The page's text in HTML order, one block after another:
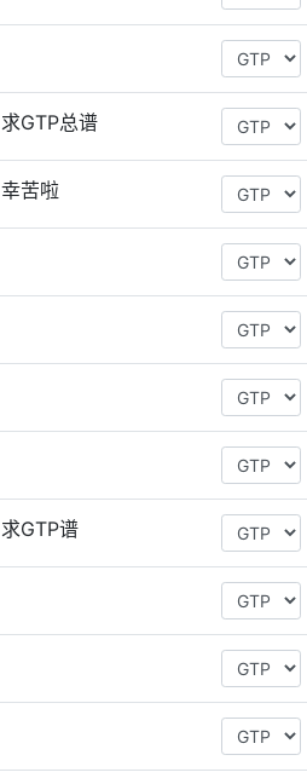
求GTP总谱
幸苦啦
求GTP谱